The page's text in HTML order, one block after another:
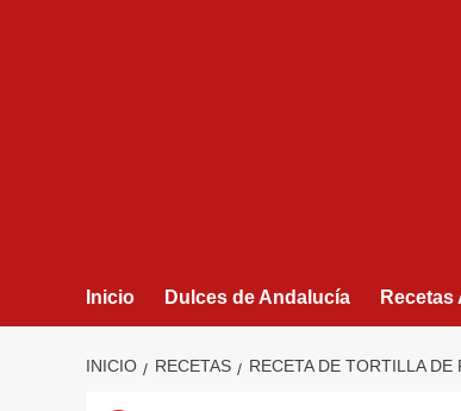
Inicio Dulces de Andalucía Recetas
INICIO RECETAS RECETA DE TORTILLA